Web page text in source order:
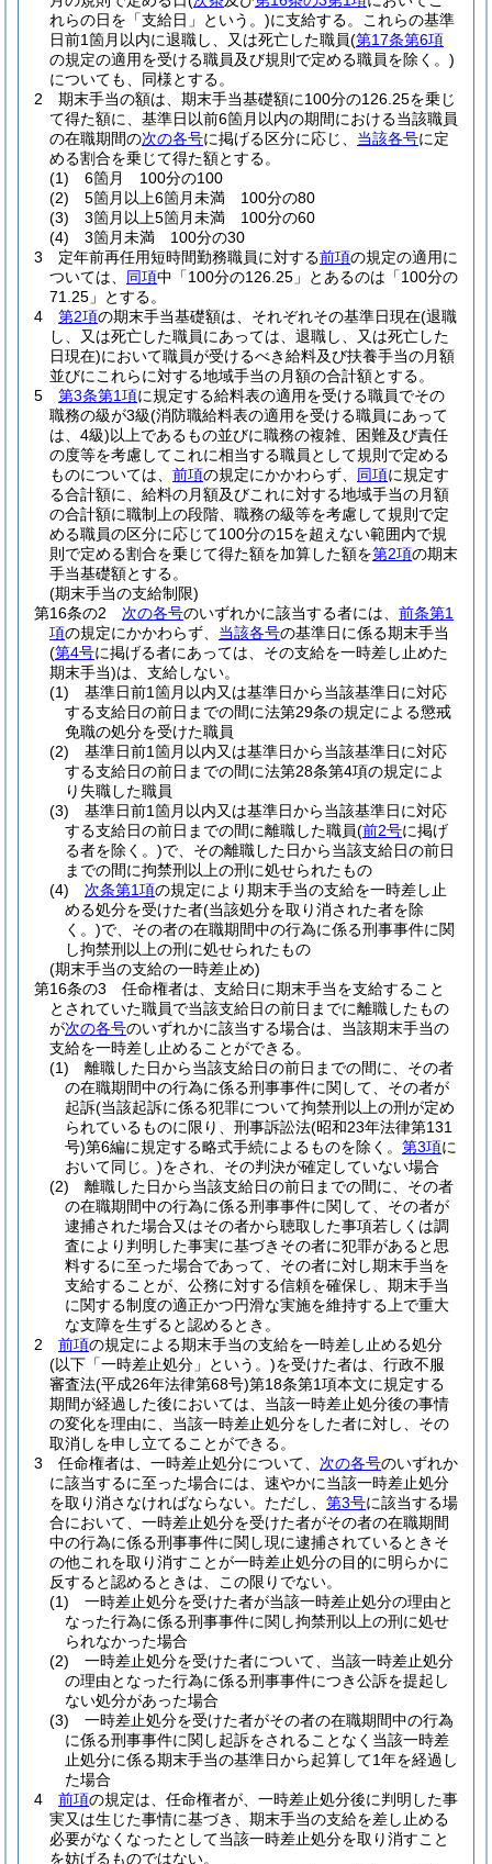
れらの日を「支給日」という。)に支給する。
これらの基準
日前1箇月以内に退職し、又は死亡した職員(第17条第6項
の規定の適用を受ける職員及び規則で定める職員を除く。)
についても、同様とする。
2
期末手当の額は、期末手当基礎額に100分の126.25を乗じ
て得た額に、基準日以前6箇月以内の期間における当該職員
の在職期間の次の各号に掲げる区分に応じ、 当該各号に定
める割合を乗じて得た額とする。
(1)
6箇月 100分の100
(2)
5箇月以上6箇月未満 100分の80
(3)
3箇月以上5箇月未満 100分の60
(4)
3箇月未満 100分の30
3
定年前再任用短時間勤務職員に対する前項の規定の適用に
ついては、 同項中「100分の126.25」とあるのは「100分の
71.25」とする。
4
第2項の期末手当基礎額は、それぞれその基準日現在(退職
し、又は死亡した職員にあっては、退職し、又は死亡した
日現在)において職員が受けるべき給料及び扶養手当の月額
並びにこれらに対する地域手当の月額の合計額とする。
5
第3条第1項に規定する給料表の適用を受ける職員でその
職務の級が3級(消防職給料表の適用を受ける職員にあって
は、4級)以上であるもの並びに職務の複雑、困難及び責任
の度等を考慮してこれに相当する職員として規則で定める
ものについては、 前項の規定にかかわらず、 同項に規定す
る合計額に、給料の月額及びこれに対する地域手当の月額
の合計額に職制上の段階、職務の級等を考慮して規則で定
める職員の区分に応じて100分の15を超えない範囲内で規
則で定める割合を乗じて得た額を加算した額を第2項の期末
手当基礎額とする。
(期末手当の支給制限)
第16条の2
次の各号のいずれかに該当する者には、 前条第1
項の規定にかかわらず、 当該各号の基準日に係る期末手当
(第4号に掲げる者にあっては、その支給を一時差し止めた
期末手当)は、支給しない。
(1)
基準日前1箇月以内又は基準日から当該基準日に対応
する支給日の前日までの間に法第29条の規定による懲戒
免職の処分を受けた職員
(2)
基準日前1箇月以内又は基準日から当該基準日に対応
する支給日の前日までの間に法第28条第4項の規定によ
り失職した職員
(3)
基準日前1箇月以内又は基準日から当該基準日に対応
する支給日の前日までの間に離職した職員(前2号に掲げ
る者を除く。)で、その離職した日から当該支給日の前日
までの間に拘禁刑以上の刑に処せられたもの
(4)
次条第1項の規定により期末手当の支給を一時差し止
める処分を受けた者(当該処分を取り消された者を除
く。)で、その者の在職期間中の行為に係る刑事事件に関
し拘禁刑以上の刑に処せられたもの
(期末手当の支給の一時差止め)
第16条の3
任命権者は、支給日に期末手当を支給すること
とされていた職員で当該支給日の前日までに離職したもの
が次の各号のいずれかに該当する場合は、当該期末手当の
支給を一時差し止めることができる。
(1)
離職した日から当該支給日の前日までの間に、その者
の在職期間中の行為に係る刑事事件に関して、その者が
起訴(当該起訴に係る犯罪について拘禁刑以上の刑が定め
られているものに限り、刑事訴訟法(昭和23年法律第131
号)第6編に規定する略式手続によるものを除く。 第3項に
おいて同じ。)をされ、その判決が確定していない場合
(2)
離職した日から当該支給日の前日までの間に、その者
の在職期間中の行為に係る刑事事件に関して、その者が
逮捕された場合又はその者から聴取した事項若しくは調
査により判明した事実に基づきその者に犯罪があると思
料するに至った場合であって、その者に対し期末手当を
支給することが、公務に対する信頼を確保し、期末手当
に関する制度の適正かつ円滑な実施を維持する上で重大
な支障を生ずると認めるとき。
2
前項の規定による期末手当の支給を一時差し止める処分
(以下「一時差止処分」という。)を受けた者は、行政不服
審査法(平成26年法律第68号)第18条第1項本文に規定する
期間が経過した後においては、当該一時差止処分後の事情
の変化を理由に、当該一時差止処分をした者に対し、その
取消しを申し立てることができる。
3
任命権者は、一時差止処分について、 次の各号のいずれか
に該当するに至った場合には、速やかに当該一時差止処分
を取り消さなければならない。 ただし、 第3号に該当する場
合において、一時差止処分を受けた者がその者の在職期間
中の行為に係る刑事事件に関し現に逮捕されているときそ
の他これを取り消すことが一時差止処分の目的に明らかに
反すると認めるときは、この限りでない。
(1)
一時差止処分を受けた者が当該一時差止処分の理由と
なった行為に係る刑事事件に関し拘禁刑以上の刑に処せ
られなかった場合
(2)
一時差止処分を受けた者について、当該一時差止処分
の理由となった行為に係る刑事事件につき公訴を提起し
ない処分があった場合
(3)
一時差止処分を受けた者がその者の在職期間中の行為
に係る刑事事件に関し起訴をされることなく当該一時差
止処分に係る期末手当の基準日から起算して1年を経過し
た場合
4
前項の規定は、任命権者が、一時差止処分後に判明した事
実又は生じた事情に基づき、期末手当の支給を差し止める
必要がなくなったとして当該一時差止処分を取り消すこと
を妨げるものではない。